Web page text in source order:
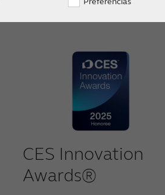
CES Innovation
Awards®